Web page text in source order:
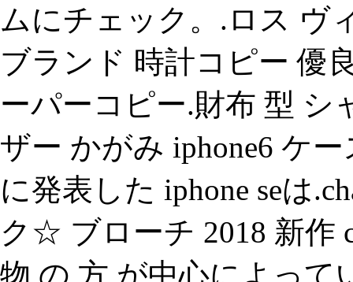
ムにチェック。.ロス ヴ
ブランド 時計コピー 優
ーパーコピー.財布 型 シ
ザー かがみ iphone6 ケ
に発表した iphone seは
ク☆ ブローチ 2018 新作
物 の 方 が中心によって